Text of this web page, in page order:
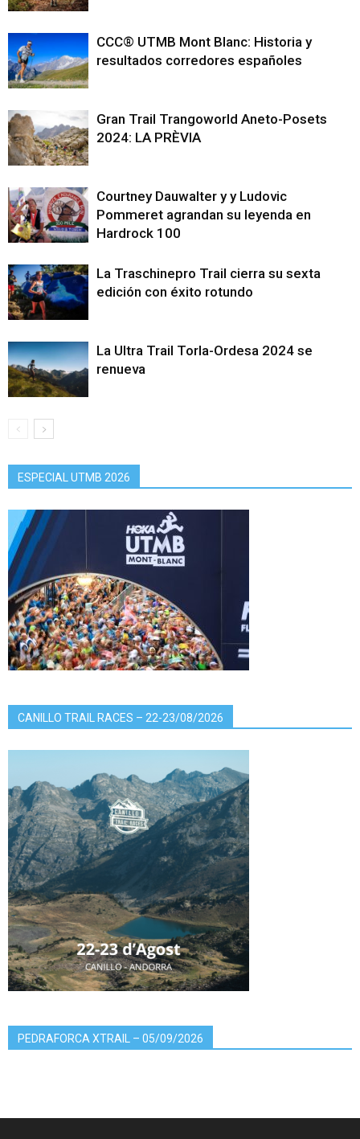
CCC® UTMB Mont Blanc: Historia y
resultados corredores españoles
Gran Trail Trangoworld Aneto-Posets
2024: LA PRÈVIA
Courtney Dauwalter y y Ludovic
Pommeret agrandan su leyenda en
Hardrock 100
La Traschinepro Trail cierra su sexta
edición con éxito rotundo
La Ultra Trail Torla-Ordesa 2024 se
renueva
ESPECIAL UTMB 2026
CANILLO TRAIL RACES – 22-23/08/2026
PEDRAFORCA XTRAIL – 05/09/2026